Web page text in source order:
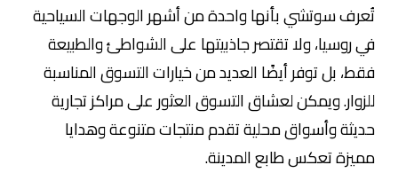
تُعرف سوتشي بأنها واحدة من أشهر الوجهات السياحية
في روسيا، ولا تقتصر جاذبيتها على الشواطئ والطبيعة
فقط، بل توفر أيضًا العديد من خيارات التسوق المناسبة
للزوار. ويمكن لعشاق التسوق العثور على مراكز تجارية
حديثة وأسواق محلية تقدم منتجات متنوعة وهدايا
مميزة تعكس طابع المدينة.